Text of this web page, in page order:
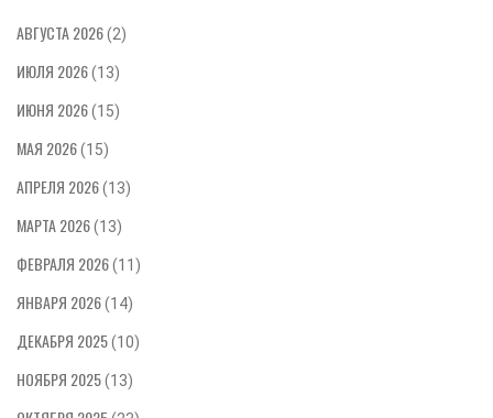
справиться с поведенческими трудностями.
общения и понимания ребенка.
АВГУСТА 2026(2)
ИЮЛЯ 2026(13)
ИЮНЯ 2026(15)
МАЯ 2026(15)
АПРЕЛЯ 2026(13)
МАРТА 2026(13)
ФЕВРАЛЯ 2026(11)
ЯНВАРЯ 2026(14)
ДЕКАБРЯ 2025(10)
НОЯБРЯ 2025(13)